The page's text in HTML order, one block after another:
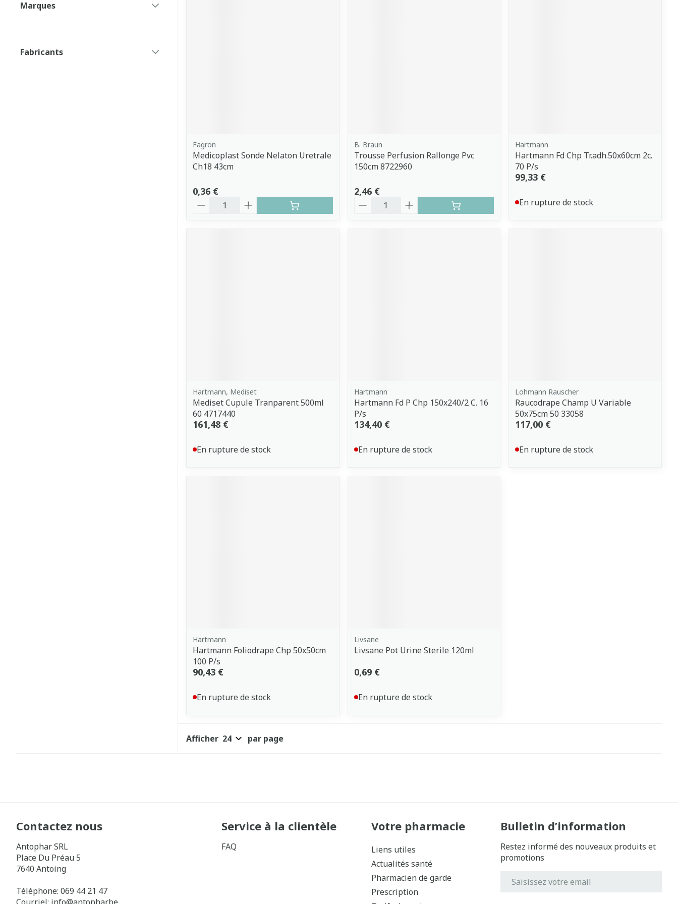
Marques
Fabricants
Fagron
Medicoplast Sonde Nelaton Uretrale
Ch18 43cm
0,36 €
Quantité
B. Braun
Trousse Perfusion Rallonge Pvc
150cm 8722960
2,46 €
Quantité
Hartmann
Hartmann Fd Chp Tr.adh.50x60cm 2c.
70 P/s
99,33 €
En rupture de stock
Hartmann, Mediset
Mediset Cupule Tranparent 500ml
60 4717440
161,48 €
En rupture de stock
Hartmann
Hartmann Fd P Chp 150x240/2 C. 16
P/s
134,40 €
En rupture de stock
Lohmann Rauscher
Raucodrape Champ U Variable
50x75cm 50 33058
117,00 €
En rupture de stock
Hartmann
Hartmann Foliodrape Chp 50x50cm
100 P/s
90,43 €
En rupture de stock
Livsane
Livsane Pot Urine Sterile 120ml
0,69 €
En rupture de stock
Afficher par page
Contactez nous
Antophar SRL
Place Du Préau 5
7640 Antoing
Téléphone: 069 44 21 47
Service à la clientèle
FAQ
Votre pharmacie
Liens utiles
Actualités santé
Pharmacien de garde
Prescription
Bulletin d’information
Restez informé des nouveaux produits et
promotions